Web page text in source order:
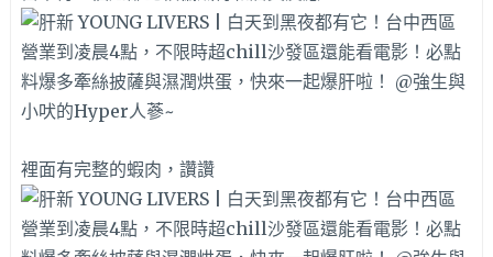
裡面有完整的蝦肉，讚讚